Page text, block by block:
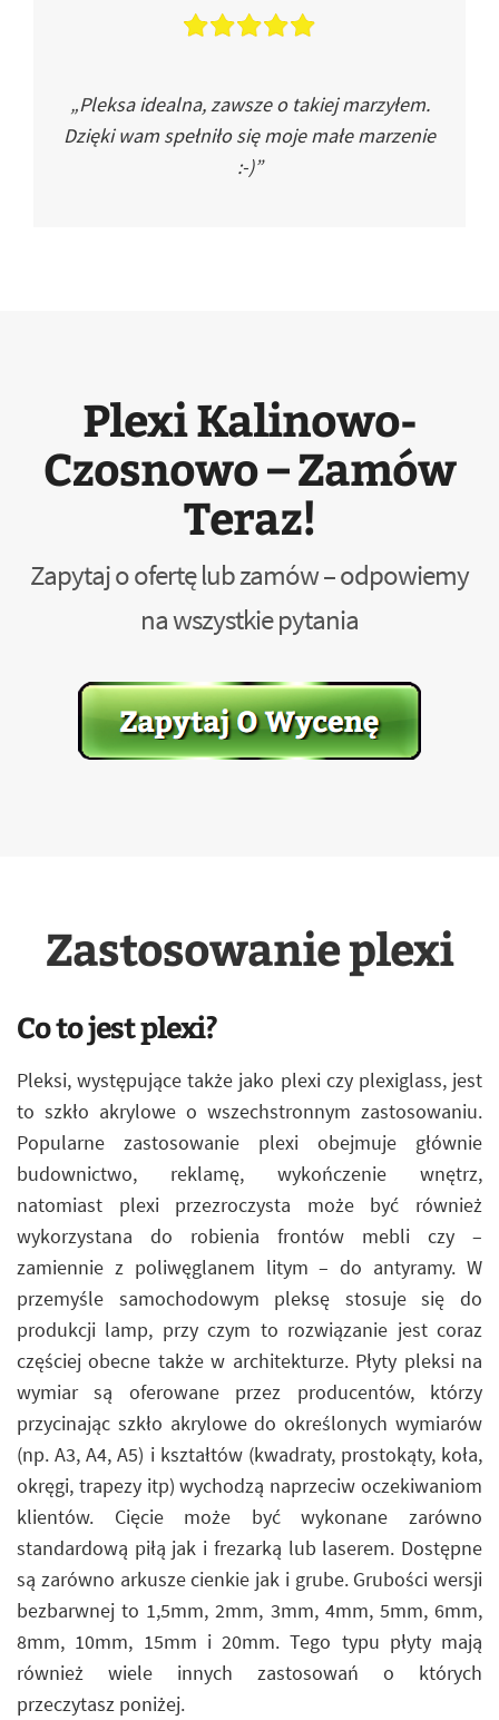
„Pleksa idealna, zawsze o takiej marzyłem.
Dzięki wam spełniło się moje małe marzenie
:-)”
Plexi Kalinowo-
Czosnowo – Zamów
Teraz!
Zapytaj o ofertę lub zamów – odpowiemy
na wszystkie pytania
Zastosowanie plexi
Co to jest plexi?
Pleksi, występujące także jako plexi czy plexiglass, jest
to szkło akrylowe o wszechstronnym zastosowaniu.
Popularne zastosowanie plexi obejmuje głównie
budownictwo, reklamę, wykończenie wnętrz,
natomiast plexi przezroczysta może być również
wykorzystana do robienia frontów mebli czy –
zamiennie z poliwęglanem litym – do antyramy. W
przemyśle samochodowym pleksę stosuje się do
produkcji lamp, przy czym to rozwiązanie jest coraz
częściej obecne także w architekturze. Płyty pleksi na
wymiar są oferowane przez producentów, którzy
przycinając szkło akrylowe do określonych wymiarów
(np. A3, A4, A5) i kształtów (kwadraty, prostokąty, koła,
okręgi, trapezy itp) wychodzą naprzeciw oczekiwaniom
klientów. Cięcie może być wykonane zarówno
standardową piłą jak i frezarką lub laserem. Dostępne
są zarówno arkusze cienkie jak i grube. Grubości wersji
bezbarwnej to 1,5mm, 2mm, 3mm, 4mm, 5mm, 6mm,
8mm, 10mm, 15mm i 20mm. Tego typu płyty mają
również wiele innych zastosowań o których
przeczytasz poniżej.